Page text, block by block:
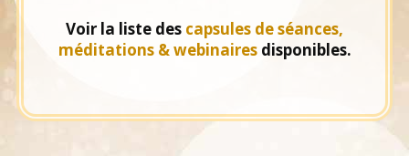
Voir la liste des capsules de séances,
méditations & webinairesdisponibles.